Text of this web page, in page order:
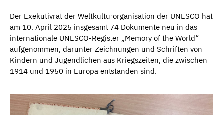
Der Exekutivrat der Weltkulturorganisation der UNESCO hat
am 10. April 2025 insgesamt 74 Dokumente neu in das
internationale UNESCO-Register „Memory of the World“
aufgenommen, darunter Zeichnungen und Schriften von
Kindern und Jugendlichen aus Kriegszeiten, die zwischen
1914 und 1950 in Europa entstanden sind.